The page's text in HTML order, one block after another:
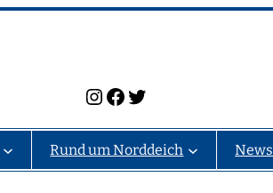
Instagram Facebook Twitter
Rund um Norddeich News